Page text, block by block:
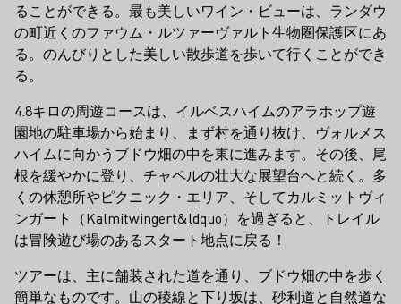
ることができる。最も美しいワイン・ビューは、ランダウ
の町近くのファウム・ルツァーヴァルト生物圏保護区にあ
る。のんびりとした美しい散歩道を歩いて行くことができ
る。
4.8キロの周遊コースは、イルベスハイムのアラホップ遊
園地の駐車場から始まり、まず村を通り抜け、ヴォルメス
ハイムに向かうブドウ畑の中を東に進みます。その後、尾
根を緩やかに登り、チャペルの壮大な展望台へと続く。多
くの休憩所やピクニック・エリア、そしてカルミットヴィ
ンガート（Kalmitwingert&ldquo）を過ぎると、トレイル
は冒険遊び場のあるスタート地点に戻る！
ツアーは、主に舗装された道を通り、ブドウ畑の中を歩く
簡単なものです。山の稜線と下り坂は、砂利道と自然道な